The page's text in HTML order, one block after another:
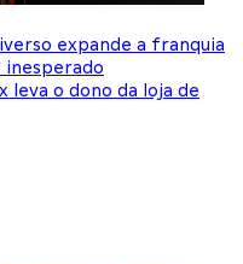
expande a franquia
inesperado
leva o dono da loja de